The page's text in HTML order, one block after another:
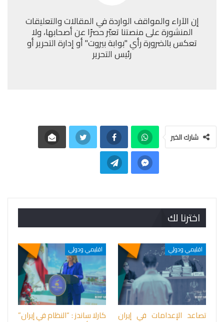
إن الآراء والمواقف الواردة في المقالات والتعليقات
المنشورة على منصتنا تعبّر حصرًا عن أصحابها، ولا
تعكس بالضرورة رأي "بوابة بيروت" أو إدارة التحرير أو
رئيس التحرير
شارك الخبر
اخترنا لك
اقليمي ودولي
تصاعد الإعدامات في إيران
اقليمي ودولي
كارلا ساندز : “النظام في إيران”